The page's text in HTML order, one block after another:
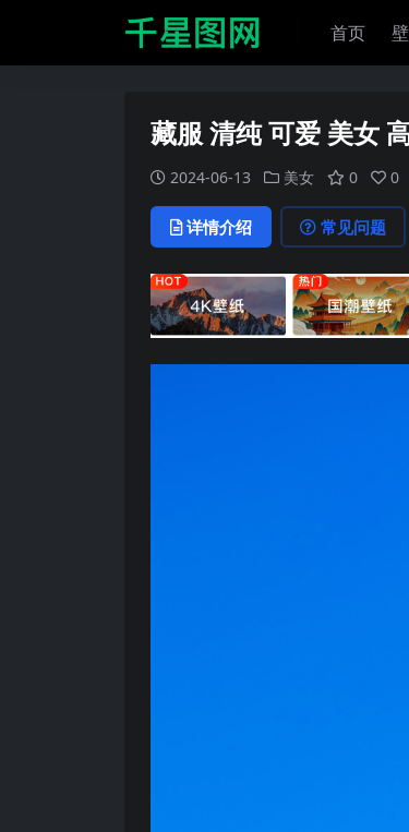
首页
藏服 清纯 可爱 美女
2024-06-13 美女 0 0
详情介绍 常见问题